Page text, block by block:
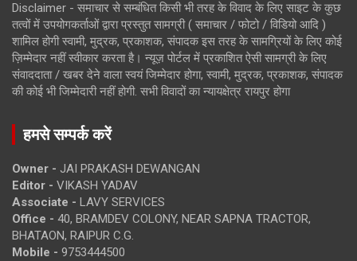
Disclaimer - समाचार से सम्बंधित किसी भी तरह के विवाद के लिए साइट के कुछ
तत्वों में उपयोगकर्ताओं द्वारा प्रस्तुत सामग्री ( समाचार / फोटो / विडियो आदि )
शामिल होगी स्वामी, मुद्रक, प्रकाशक, संपादक इस तरह के सामग्रियों के लिए कोई
ज़िम्मेदार नहीं स्वीकार करता है। न्यूज़ पोर्टल में प्रकाशित ऐसी सामग्री के लिए
संवाददाता / खबर देने वाला स्वयं जिम्मेदार होगा, स्वामी, मुद्रक, प्रकाशक, संपादक
की कोई भी जिम्मेदारी नहीं होगी. सभी विवादों का न्यायक्षेत्र रायपुर होगा
हमसे सम्पर्क करें
Owner - JAI PRAKASH DEWANGAN
Editor - VIKASH YADAV
Associate - LAVY SERVICES
Office - 40, BRAMDEV COLONY, NEAR SAPNA TRACTOR,
BHATAON, RAIPUR C.G.
Mobile - 9753444500